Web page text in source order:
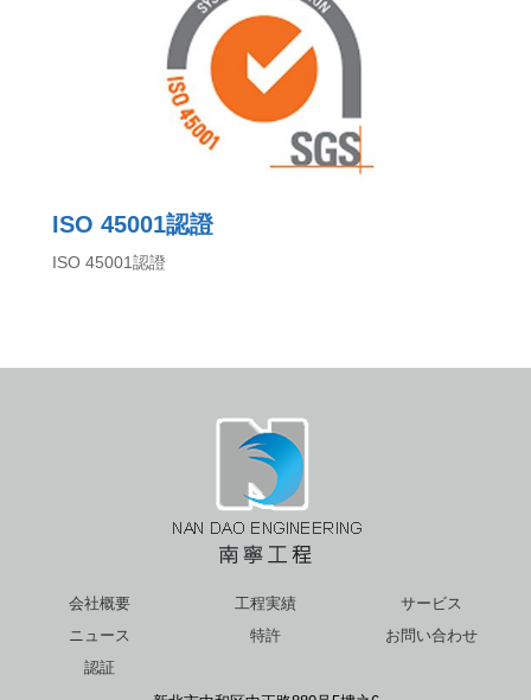
ISO 45001認證
ISO 45001認證
会社概要 工程実績
サービス
ニュース
特許
お問い合わせ
認証